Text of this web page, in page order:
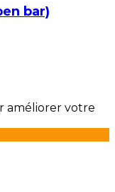
bar)
améliorer votre